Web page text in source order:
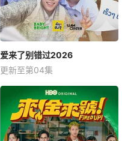
爱来了别错过2026
更新至第04集